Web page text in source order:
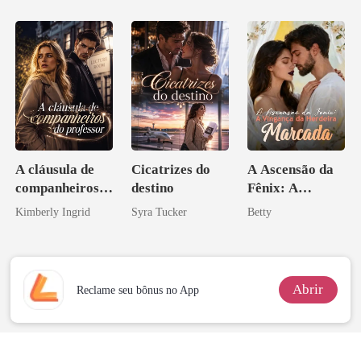
A cláusula de
companheiros
do professor
Kimberly Ingrid
Cicatrizes do
destino
Syra Tucker
A Ascensão da
Fênix: A
Vingança da
Betty
Reclame seu bônus no App Abrir